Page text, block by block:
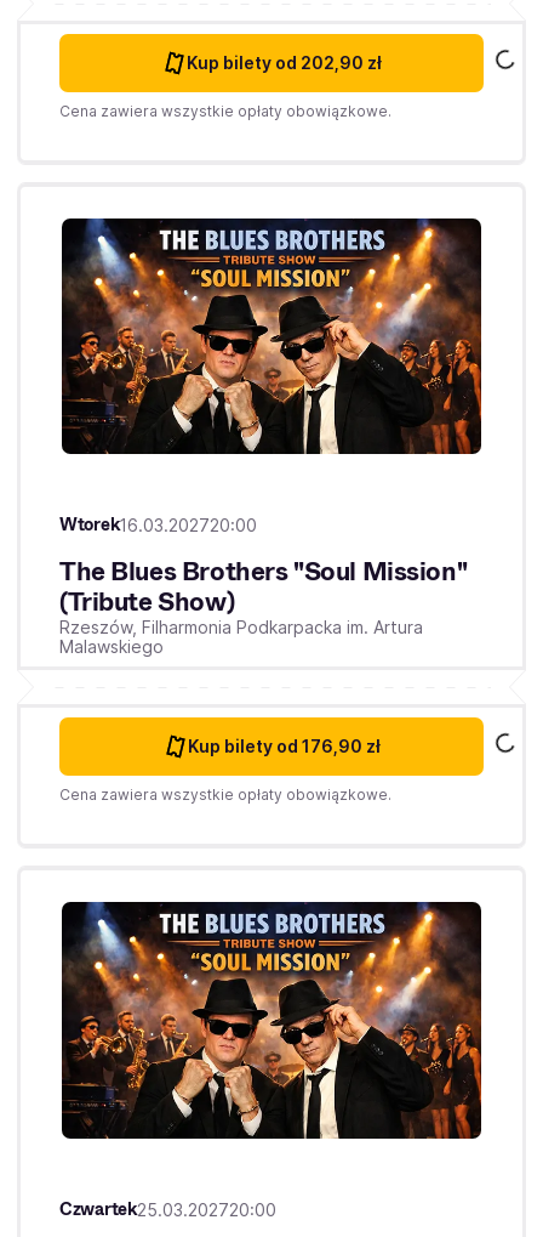
Kup bilety od 202,90 zł
Cena zawiera wszystkie opłaty obowiązkowe.
Wtorek16.03.202720:00
The Blues Brothers "Soul Mission"
(Tribute Show)
Rzeszów, Filharmonia Podkarpacka im. Artura
Malawskiego
Kup bilety od 176,90 zł
Cena zawiera wszystkie opłaty obowiązkowe.
Czwartek25.03.202720:00